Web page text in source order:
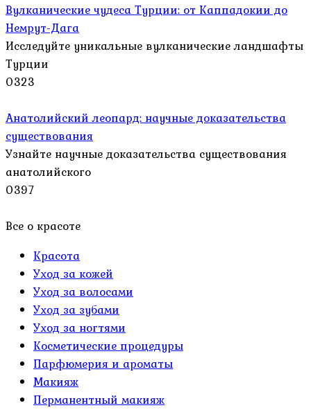
Вулканические чудеса Турции: от Каппадокии до
Немрут-Дага
Исследуйте уникальные вулканические ландшафты
Турции
0323
Анатолийский леопард: научные доказательства
существования
Узнайте научные доказательства существования
анатолийского
0397
Все о красоте
Красота
Уход за кожей
Уход за волосами
Уход за зубами
Уход за ногтями
Косметические процедуры
Парфюмерия и ароматы
Макияж
Перманентный макияж